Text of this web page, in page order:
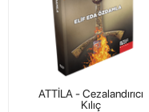
Kitaplarımızın
Kapıda Nakit Ödeme
Kadar Gönderiyoruz.
ROMAN BOY (15-5 /
208 SAYFA
ATTİLA - Cezalandırıcı
Kılıç